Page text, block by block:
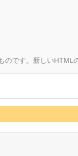
のです。新しいHTML